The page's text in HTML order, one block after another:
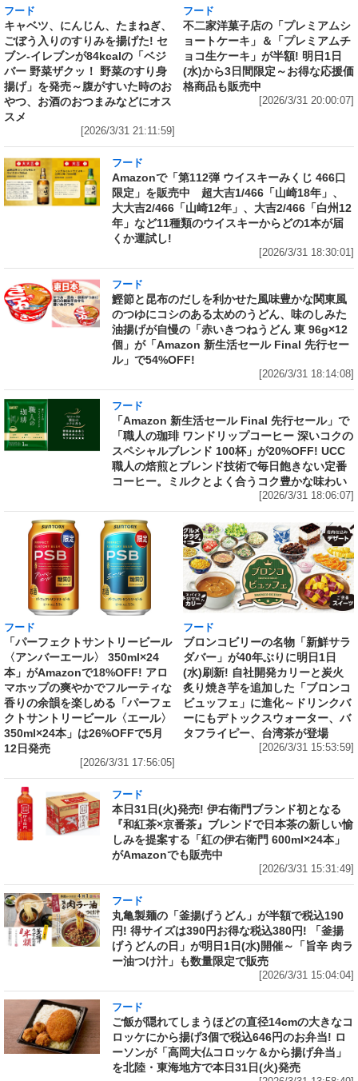
フード
キャベツ、にんじん、たまねぎ、
ごぼう入りのすりみを揚げた! セ
ブン‐イレブンが84kcalの「ベジ
バー 野菜ザクッ！ 野菜のすり身
揚げ」を発売～腹がすいた時のお
やつ、お酒のおつまみなどにオス
スメ
[2026/3/31 21:11:59]
フード
不二家洋菓子店の「プレミアムシ
ョートケーキ」＆「プレミアムチ
ョコ生ケーキ」が半額! 明日1日
(水)から3日間限定～お得な応援価
格商品も販売中
[2026/3/31 20:00:07]
フード
Amazonで「第112弾 ウイスキーみくじ 466口
限定」を販売中 超大吉1/466「山崎18年」、
大大吉2/466「山崎12年」、大吉2/466「白州12
年」など11種類のウイスキーからどの1本が届
くか運試し!
[2026/3/31 18:30:01]
フード
鰹節と昆布のだしを利かせた風味豊かな関東風
のつゆにコシのある太めのうどん、味のしみた
油揚げが自慢の「赤いきつねうどん 東 96g×12
個」が「Amazon 新生活セール Final 先行セー
ル」で54%OFF!
[2026/3/31 18:14:08]
フード
「Amazon 新生活セール Final 先行セール」で
「職人の珈琲 ワンドリップコーヒー 深いコクの
スペシャルブレンド 100杯」が20%OFF! UCC
職人の焙煎とブレンド技術で毎日飽きない定番
コーヒー。ミルクとよく合うコク豊かな味わい
[2026/3/31 18:06:07]
フード
「パーフェクトサントリービール
〈アンバーエール〉 350ml×24
本」がAmazonで18%OFF! アロ
マホップの爽やかでフルーティな
香りの余韻を楽しめる「パーフェ
クトサントリービール〈エール〉
350ml×24本」は26%OFFで5月
12日発売
[2026/3/31 17:56:05]
フード
ブロンコビリーの名物「新鮮サラ
ダバー」が40年ぶりに明日1日
(水)刷新! 自社開発カリーと炭火
炙り焼き芋を追加した「ブロンコ
ビュッフェ」に進化～ドリンクバ
ーにもデトックスウォーター、バ
タフライピー、台湾茶が登場
[2026/3/31 15:53:59]
フード
本日31日(火)発売! 伊右衛門ブランド初となる
『和紅茶×京番茶』ブレンドで日本茶の新しい愉
しみを提案する「紅の伊右衛門 600ml×24本」
がAmazonでも販売中
[2026/3/31 15:31:49]
フード
丸亀製麺の「釜揚げうどん」が半額で税込190
円! 得サイズは390円お得な税込380円! 「釜揚
げうどんの日」が明日1日(水)開催～「旨辛 肉ラ
ー油つけ汁」も数量限定で販売
[2026/3/31 15:04:04]
フード
ご飯が隠れてしまうほどの直径14cmの大きなコ
ロッケにから揚げ3個で税込646円のお弁当! ロ
ーソンが「高岡大仏コロッケ＆から揚げ弁当」
を北陸・東海地方で本日31日(火)発売